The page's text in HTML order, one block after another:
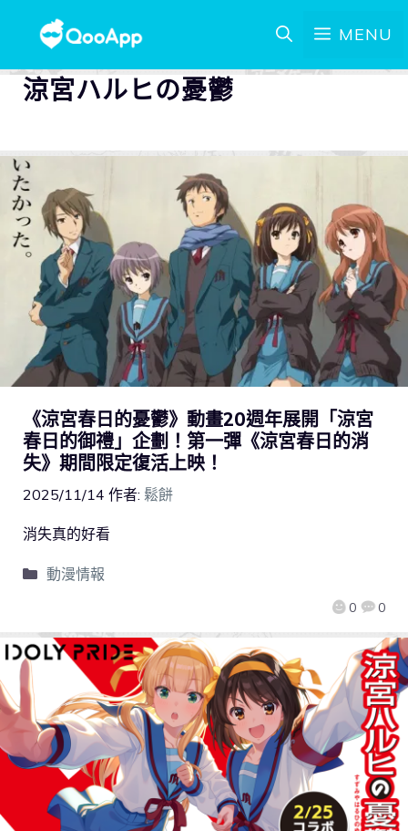
MENU
涼宮ハルヒの憂鬱
《涼宮春日的憂鬱》動畫20週年展開「涼宮
春日的御禮」企劃！第一彈《涼宮春日的消
失》期間限定復活上映！
2025/11/14 作者: 鬆餅
0 0
消失真的好看
動漫情報